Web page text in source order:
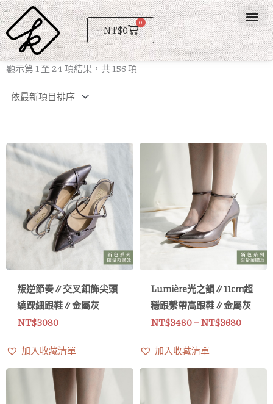
跳
至
主
要
內
NT$0
0
購
物
籃
顯示第 1 至 24 項結果，共 156 項依
最
叛逆節奏∥交叉釦飾尖頭
繞踝細跟鞋∥金屬灰
NT$3080
加入收藏清單
Lumière光之韻∥11cm超
穩跟繫帶高跟鞋∥金屬灰
NT$3480–NT$3680
加入收藏清單